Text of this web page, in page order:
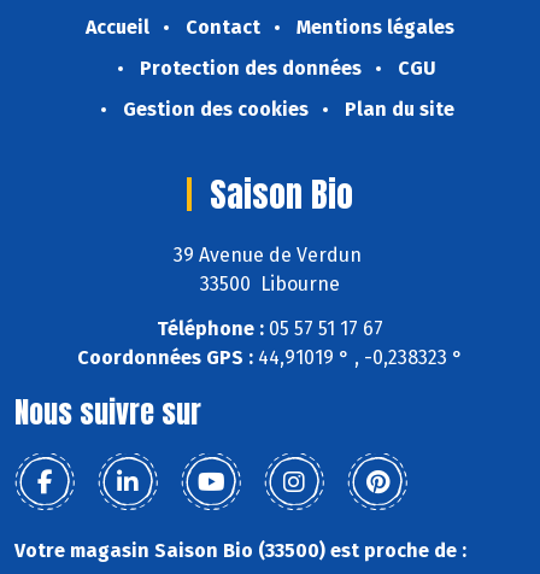
Accueil Contact
Mentions légales
Protection des données
CGU
Gestion des cookies
Plan du site
Saison Bio
39 Avenue de Verdun
33500 Libourne
Téléphone : 05 57 51 17 67
Coordonnées GPS : 44,91019 ° , -0,238323 °
Nous suivre sur
Votre magasin Saison Bio (33500) est proche de :